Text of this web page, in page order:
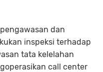
dan
inspeksi terhadap
tata kelelahan
call center